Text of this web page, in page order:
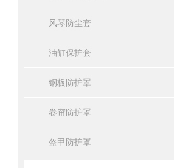
风琴防尘套
油缸保护套
钢板防护罩
卷帘防护罩
盔甲防护罩